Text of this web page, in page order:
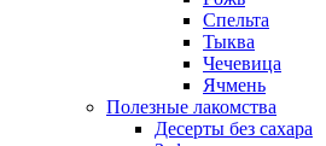
Спельта
Тыква
Чечевица
Ячмень
Полезные лакомства
Десерты без сахара